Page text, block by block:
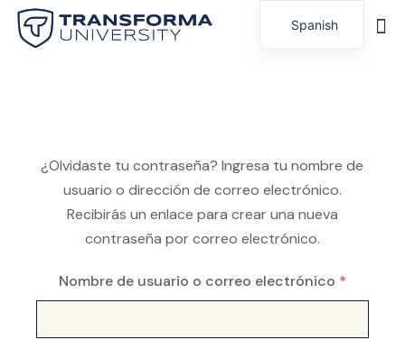
¿Olvidaste tu contraseña? Ingresa tu nombre de
usuario o dirección de correo electrónico.
Recibirás un enlace para crear una nueva
contraseña por correo electrónico.
Nombre de usuario o correo electrónico *
Spanish